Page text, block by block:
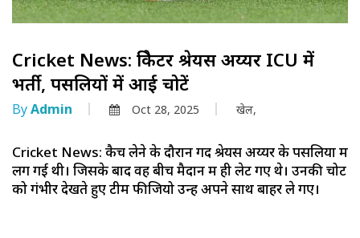
Cricket News: क्रिकेटर श्रेयस अय्यर ICU में
भर्ती, पसलियों में आई चोटें
ByAdmin Oct 28, 2025 खेल,
Cricket News: कैच लेने के दौरान गेंद श्रेयस अय्यर के पसलियों में
लग गई थी। जिसके बाद वह बीच मैदान में ही लेट गए थे। उनकी चोट
को गंभीर देखते हुए टीम फीजियो उन्हें अपने साथ बाहर ले गए।